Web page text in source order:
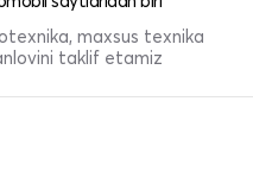
maxsus texnika
taklif etamiz